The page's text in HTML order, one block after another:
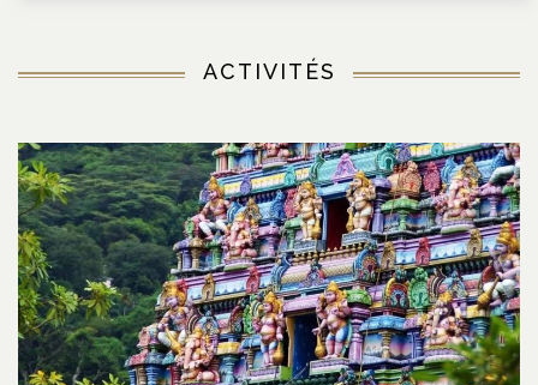
ACTIVITÉS